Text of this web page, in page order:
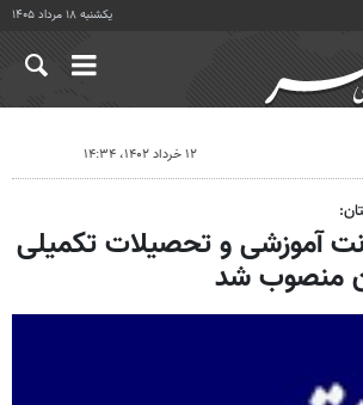
یکشنبه ۱۸ مرداد ۱۴۰۵
۱۲ خرداد ۱۴۰۲، ۱۴:۳۴
آموزشی و تحصیلات تکمیلی
منصوب شد